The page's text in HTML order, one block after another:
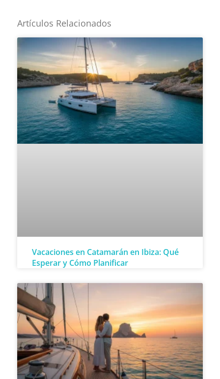
Artículos Relacionados
Vacaciones en Catamarán en Ibiza: Qué
Esperar y Cómo Planificar